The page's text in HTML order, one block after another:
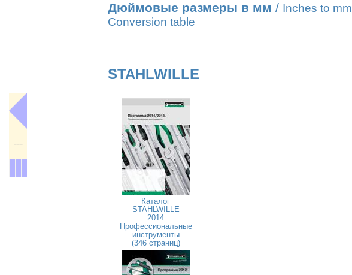
Дюймовые размеры в мм / Inches to mm
Conversion table
STAHLWILLE
Каталог
STAHLWILLE
2014
Профессиональные
инструменты
(346 страниц)
---